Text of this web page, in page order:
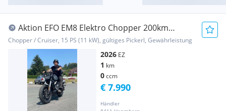
Aktion EFO EM8 Elektro Chopper 200km
Reichweite Top Qualität
Chopper / Cruiser, 15 PS (11 kW), gültiges Pickerl, Gewährleistung
2026 EZ
1 km
0ccm
Händler
€ 7.990